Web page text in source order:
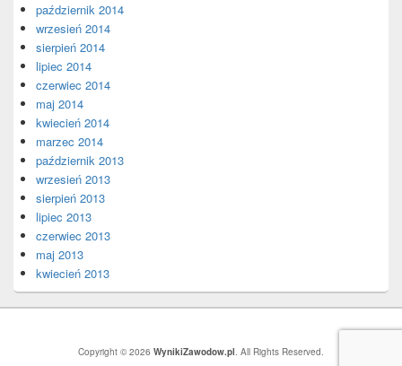
październik 2014
wrzesień 2014
sierpień 2014
lipiec 2014
czerwiec 2014
maj 2014
kwiecień 2014
marzec 2014
październik 2013
wrzesień 2013
sierpień 2013
lipiec 2013
czerwiec 2013
maj 2013
kwiecień 2013
Copyright © 2026 WynikiZawodow.pl. All Rights Reserved.